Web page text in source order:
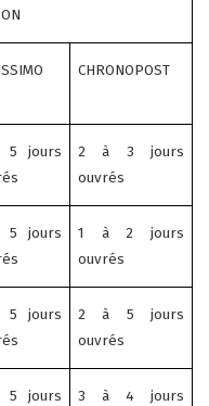
CHRONOPOST
5 jours
2 à 3 jours
ouvrés
5 jours
1 à 2 jours
ouvrés
5 jours
2 à 5 jours
ouvrés
5 jours
3 à 4 jours